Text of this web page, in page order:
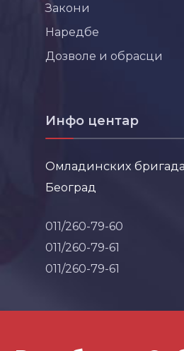
Закони
Наредбе
Дозволе и обрасци
Инфо центар
Омладинских бригада
Београд
011/260-79-60
011/260-79-61
011/260-79-61